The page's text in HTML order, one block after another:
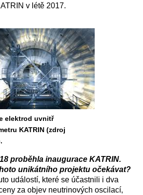
v létě 2017.
elektrod uvnitř
KATRIN (zdroj
proběhla inaugurace KATRIN.
unikátního projektu očekávat?
událostí, které se účastnili i dva
za objev neutrinových oscilací,